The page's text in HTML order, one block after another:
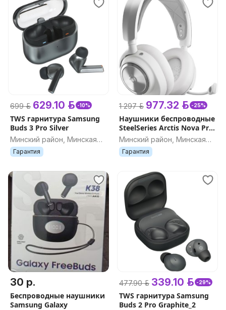
699 р. 629.10 р. -10%
TWS гарнитура Samsung
Buds 3 Pro Silver
Минский район, Минская
обл.
Гарантия
1 297 р. 977.32 р. -25%
Наушники беспроводные
SteelSeries Arctis Nova Pro
for Xbox
Минский район, Минская
обл.
Гарантия
30 р.
Беспроводные наушники
Samsung Galaxy
477.90 р. 339.10 р. -29%
TWS гарнитура Samsung
Buds 2 Pro Graphite_2